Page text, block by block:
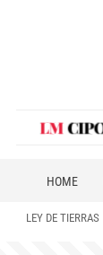
HOME
LEY DE TIERRAS